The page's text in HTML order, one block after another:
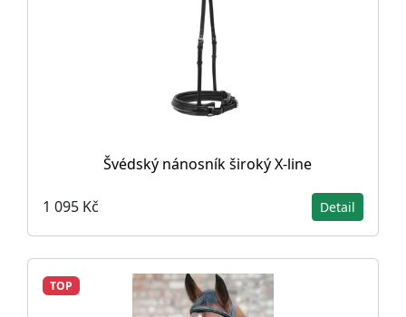
Švédský nánosník široký X-line
1 095 Kč Detail
TOP